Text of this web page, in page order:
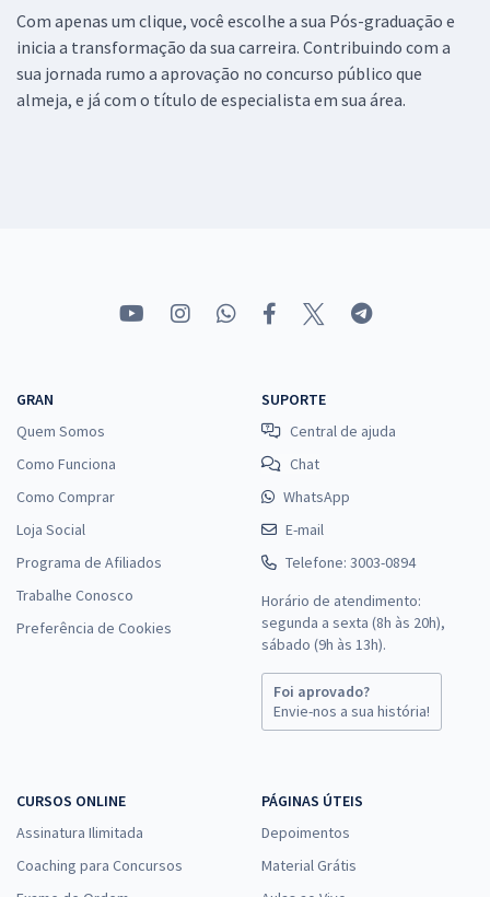
Com apenas um clique, você escolhe a sua Pós-graduação e
inicia a transformação da sua carreira. Contribuindo com a
sua jornada rumo a aprovação no concurso público que
almeja, e já com o título de especialista em sua área.
GRAN
Quem Somos
Como Funciona
Como Comprar
Loja Social
Programa de Afiliados
Trabalhe Conosco
Preferência de Cookies
SUPORTE
Central de ajuda
Chat
WhatsApp
E-mail
Telefone: 3003-0894
Horário de atendimento:
segunda a sexta (8h às 20h),
sábado (9h às 13h).
Foi aprovado?
Envie-nos a sua história!
CURSOS ONLINE
Assinatura Ilimitada
Coaching para Concursos
PÁGINAS ÚTEIS
Depoimentos
Material Grátis